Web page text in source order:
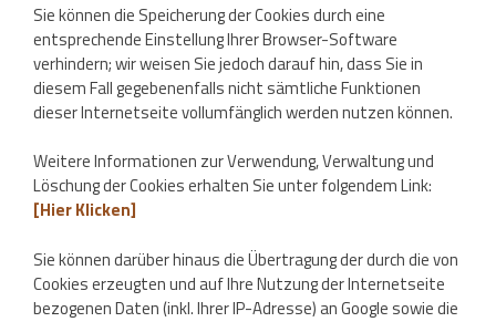
Sie können die Speicherung der Cookies durch eine
entsprechende Einstellung Ihrer Browser-Software
verhindern; wir weisen Sie jedoch darauf hin, dass Sie in
diesem Fall gegebenenfalls nicht sämtliche Funktionen
dieser Internetseite vollumfänglich werden nutzen können.
Weitere Informationen zur Verwendung, Verwaltung und
Löschung der Cookies erhalten Sie unter folgendem Link:
[Hier Klicken]
Sie können darüber hinaus die Übertragung der durch die von
Cookies erzeugten und auf Ihre Nutzung der Internetseite
bezogenen Daten (inkl. Ihrer IP-Adresse) an Google sowie die